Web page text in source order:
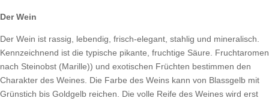
Der Wein
Der Wein ist rassig, lebendig, frisch-elegant, stahlig und mineralisch.
Kennzeichnend ist die typische pikante, fruchtige Säure. Fruchtaromen
nach Steinobst (Marille)) und exotischen Früchten bestimmen den
Charakter des Weines. Die Farbe des Weins kann von Blassgelb mit
Grünstich bis Goldgelb reichen. Die volle Reife des Weines wird erst